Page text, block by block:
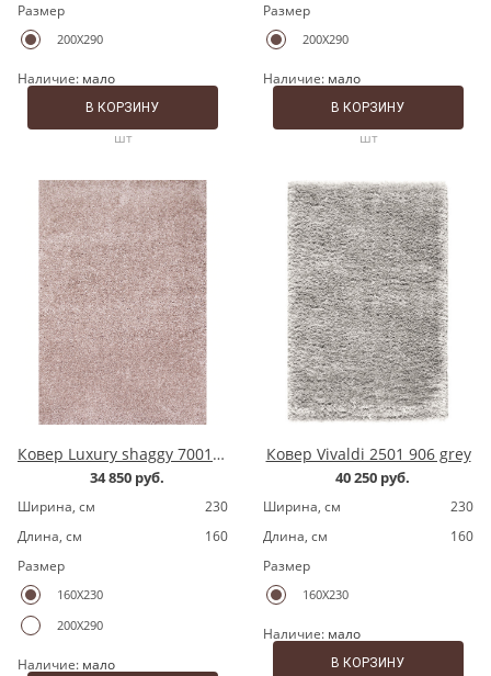
Размер
200X290
Наличие: мало
шт
В КОРЗИНУ
Размер
200X290
Наличие: мало
шт
В КОРЗИНУ
Ковер Luxury shaggy 7001200.8 pink
34 850 руб.
Ширина, cм
230
Длина, cм
160
Размер
160X230
200X290
Наличие: мало
Ковер Vivaldi 2501 906 grey
40 250 руб.
Ширина, cм
230
Длина, cм
160
Размер
160X230
Наличие: мало
В КОРЗИНУ